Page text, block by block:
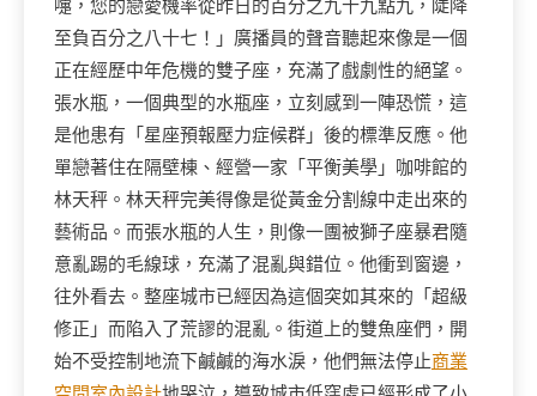
嚏，您的戀愛機率從昨日的百分之九十九點九，陡降
至負百分之八十七！」廣播員的聲音聽起來像是一個
正在經歷中年危機的雙子座，充滿了戲劇性的絕望。
張水瓶，一個典型的水瓶座，立刻感到一陣恐慌，這
是他患有「星座預報壓力症候群」後的標準反應。他
單戀著住在隔壁棟、經營一家「平衡美學」咖啡館的
林天秤。林天秤完美得像是從黃金分割線中走出來的
藝術品。而張水瓶的人生，則像一團被獅子座暴君隨
意亂踢的毛線球，充滿了混亂與錯位。他衝到窗邊，
往外看去。整座城市已經因為這個突如其來的「超級
修正」而陷入了荒謬的混亂。街道上的雙魚座們，開
始不受控制地流下鹹鹹的海水淚，他們無法停止商業